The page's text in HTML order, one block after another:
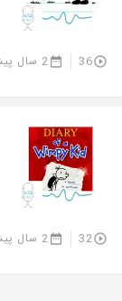
36 2 سال پیش
32 2 سال پیش